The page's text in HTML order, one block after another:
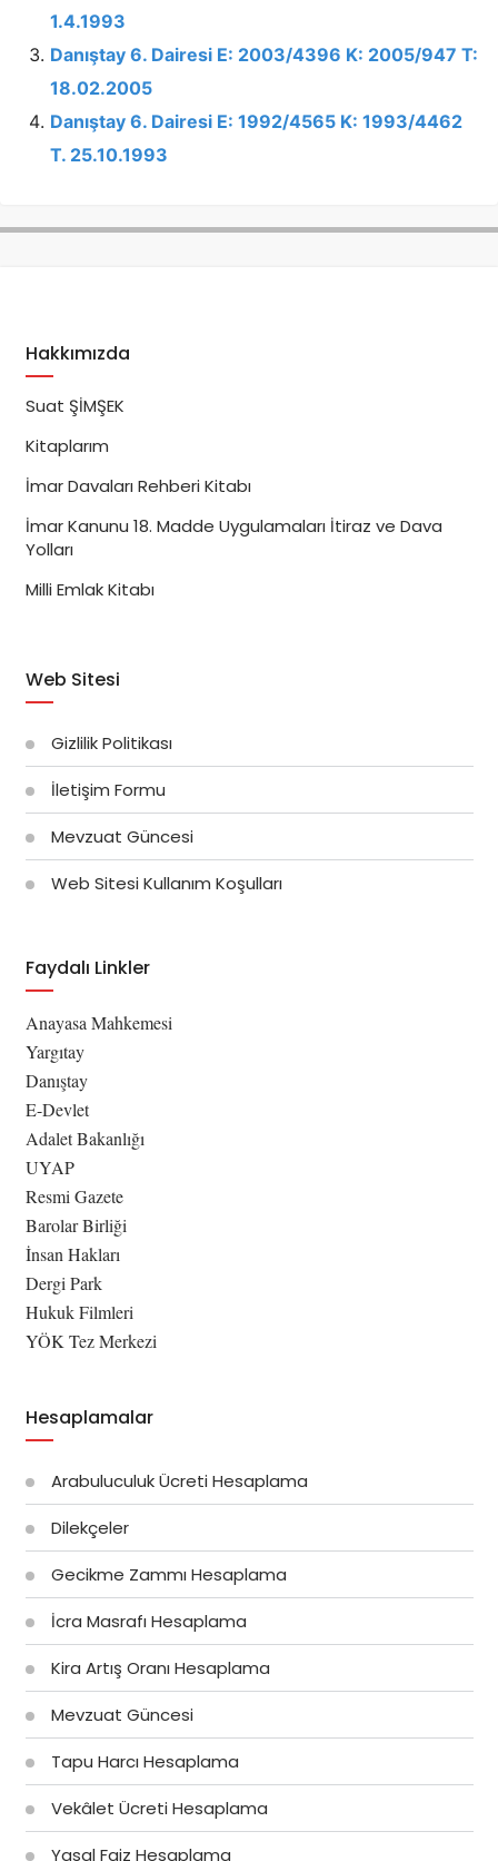
1.4.1993
Danıştay 6. Dairesi E: 2003/4396 K: 2005/947 T:
18.02.2005
Danıştay 6. Dairesi E: 1992/4565 K: 1993/4462
T. 25.10.1993
Hakkımızda
Suat ŞİMŞEK
Kitaplarım
İmar Davaları Rehberi Kitabı
İmar Kanunu 18. Madde Uygulamaları İtiraz ve Dava
Yolları
Milli Emlak Kitabı
Web Sitesi
Gizlilik Politikası
İletişim Formu
Mevzuat Güncesi
Web Sitesi Kullanım Koşulları
Faydalı Linkler
Anayasa Mahkemesi
Yargıtay
Danıştay
E-Devlet
Adalet Bakanlığı
UYAP
Resmi Gazete
Barolar Birliği
İnsan Hakları
Dergi Park
Hukuk Filmleri
YÖK Tez Merkezi
Hesaplamalar
Arabuluculuk Ücreti Hesaplama
Dilekçeler
Gecikme Zammı Hesaplama
İcra Masrafı Hesaplama
Kira Artış Oranı Hesaplama
Mevzuat Güncesi
Tapu Harcı Hesaplama
Vekâlet Ücreti Hesaplama
Yasal Faiz Hesaplama